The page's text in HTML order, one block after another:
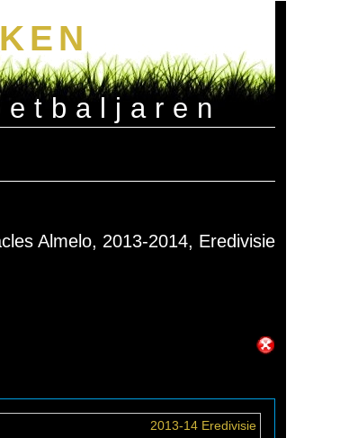
Almelo, 2013-2014, Eredivisie
2013-14 Eredivisie